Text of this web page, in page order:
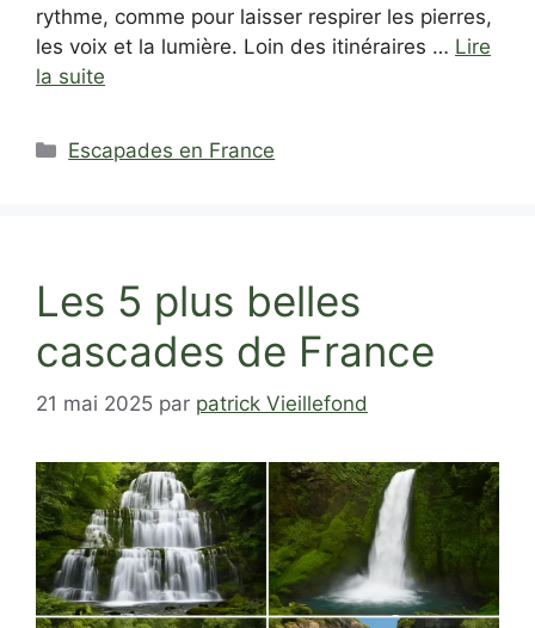
rythme, comme pour laisser respirer les pierres,
les voix et la lumière. Loin des itinéraires … Lire
la suite
Catégories
Escapades en France
Les 5 plus belles
cascades de France
21 mai 2025 par patrick Vieillefond